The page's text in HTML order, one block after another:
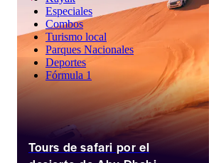
Especiales
Combos
Turismo local
Parques Nacionales
Deportes
Fórmula 1
Tours de safari por el